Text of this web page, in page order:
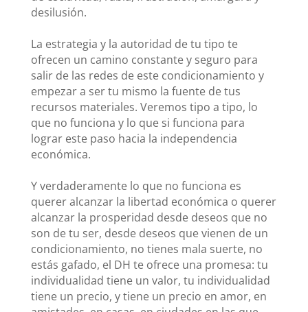
desilusión.
La estrategia y la autoridad de tu tipo te
ofrecen un camino constante y seguro para
salir de las redes de este condicionamiento y
empezar a ser tu mismo la fuente de tus
recursos materiales. Veremos tipo a tipo, lo
que no funciona y lo que si funciona para
lograr este paso hacia la independencia
económica.
Y verdaderamente lo que no funciona es
querer alcanzar la libertad económica o querer
alcanzar la prosperidad desde deseos que no
son de tu ser, desde deseos que vienen de un
condicionamiento, no tienes mala suerte, no
estás gafado, el DH te ofrece una promesa: tu
individualidad tiene un valor, tu individualidad
tiene un precio, y tiene un precio en amor, en